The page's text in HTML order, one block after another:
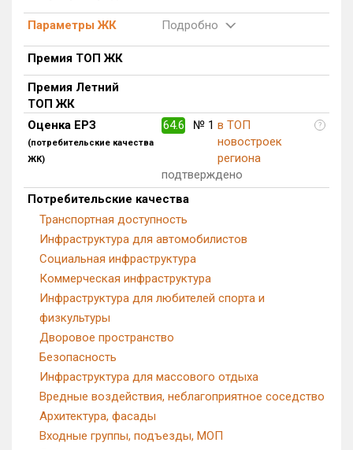
Блокированных домов
Квартир, апартаментов,
блоков в БД
Параметры ЖК Подробно
Премия ТОП ЖК
Премия Летний
ТОП ЖК
Оценка ЕРЗ
(потребительские качества
ЖК)
64.6 № 1 в ТОП
новостроек
региона
?
подтверждено
Потребительские качества
Транспортная доступность
Инфраструктура для автомобилистов
Социальная инфраструктура
Коммерческая инфраструктура
Инфраструктура для любителей спорта и
физкультуры
Дворовое пространство
Безопасность
Инфраструктура для массового отдыха
Вредные воздействия, неблагоприятное соседство
Архитектура, фасады
Входные группы, подъезды, МОП